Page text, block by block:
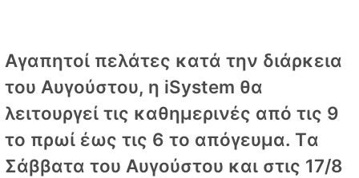
Αγαπητοί πελάτες κατά την διάρκεια
του Αυγούστου, η iSystem θα
λειτουργεί τις καθημερινές από τις 9
το πρωί έως τις 6 το απόγευμα. Tα
Σάββατα του Αυγούστου και στις 17/8